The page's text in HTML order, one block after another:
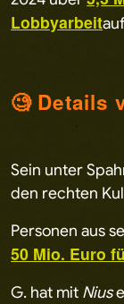
Lobbyarbeit
🧐 Details
Sein unter
den rechten
Personen aus
50 Mio. Euro
G. hat mit Nius